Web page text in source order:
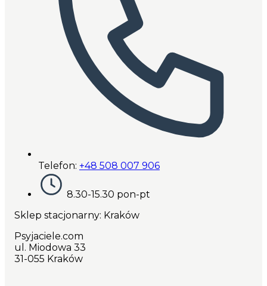
Telefon: +48 508 007 906
8.30-15.30 pon-pt
Sklep stacjonarny: Kraków
Psyjaciele.com
ul. Miodowa 33
31-055 Kraków